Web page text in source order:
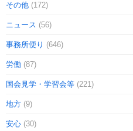
その他 (172)
ニュース (56)
事務所便り (646)
労働 (87)
国会見学・学習会等 (221)
地方 (9)
安心 (30)